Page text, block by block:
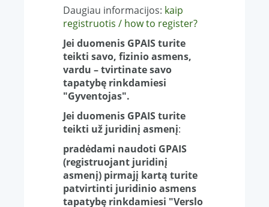
Daugiau informacijos: kaip
registruotis / how to register?
Jei duomenis GPAIS turite
teikti savo, fizinio asmens,
vardu –tvirtinate savo
tapatybę rinkdamiesi
"Gyventojas".
Jei duomenis GPAIS turite
teikti už juridinį asmenį:
pradėdami naudoti GPAIS
(registruojant juridinį
asmenį) pirmajį kartą turite
patvirtinti juridinio asmens
tapatybę rinkdamiesi "Verslo